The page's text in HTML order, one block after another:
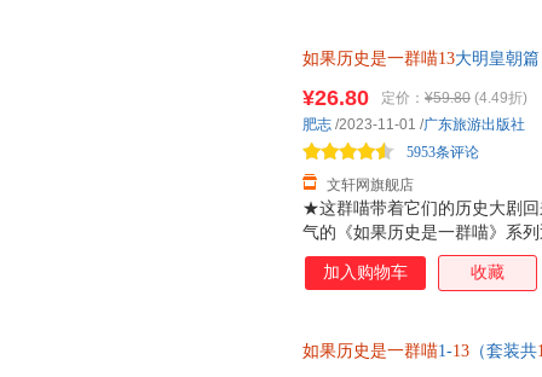
背后都蕴藏着一段曲折的历史
又一部代表作。在他的作品中
场景中，人物Ｑ萌，对白诙谐
同的幽默表达和天马行
如果历史是一群喵13大明皇朝
货，85%城市次日达，团购优
★这群喵带着它们的历史大剧
气的《如果历史是一群喵》系
烈的起义后，明朝该如何延续
前半段的风云变幻！ ★为什么
朝波澜壮阔的历史。 ★ 力求严
¥26.80 定价： ¥59.80 (4.49折)
文轩网旗舰店
5953条评论
肥志 /2023-11-01 /广东旅游出版社
加入购物车 收藏
如果历史是一群喵1-13 （套装共